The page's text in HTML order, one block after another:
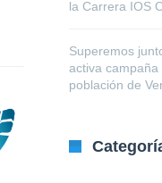
la Carrera IOS
Superemos
activa
población de